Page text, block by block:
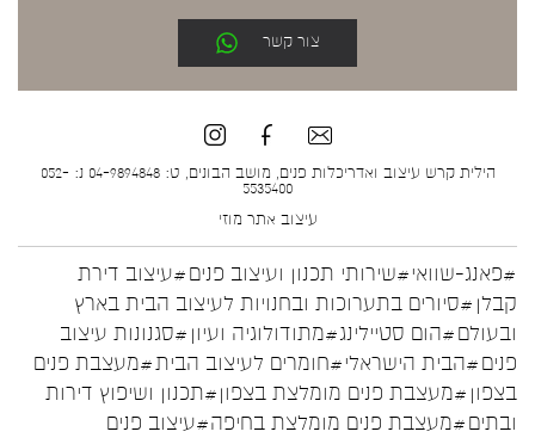
צור קשר
הילית קרש עיצוב ואדריכלות פנים, מושב הבונים, ט: 04-9894848 נ: 052-
5535400
עיצוב אתר מוזי
#פאנג-שוואי#שירותי תכנון ועיצוב פנים#עיצוב דירת
קבלן #סיורים בתערוכות ובחנויות לעיצוב הבית בארץ
ובעולם#הום סטיילינג#מתודולוגיה ועיון #סגנונות עיצוב
פנים#הבית הישראלי#חומרים לעיצוב הבית#מעצבת פנים
בצפון #מעצבת פנים מומלצת בצפון#תכנון ושיפוץ דירות
ובתים#מעצבת פנים מומלצת בחיפה#עיצוב פנים